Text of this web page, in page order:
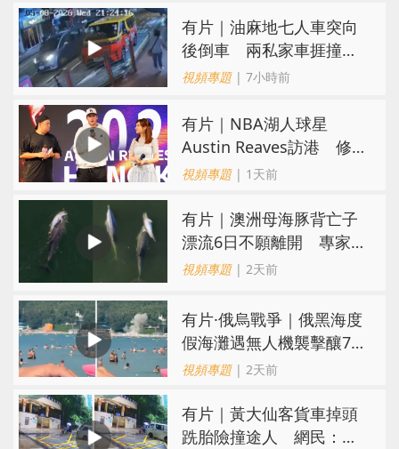
有片｜油麻地七人車突向
後倒車 兩私家車捱撞
司機不顧而去
視頻專題| 7小時前
有片｜NBA湖人球星
Austin Reaves訪港 修
頓與青少年交流球技
視頻專題| 1天前
有片｜澳洲母海豚背亡子
漂流6日不願離開 專家：
極度悲傷下的哀悼行為
視頻專題| 2天前
​有片·俄烏戰爭｜俄黑海度
假海灘遇無人機襲擊釀7死
40傷 俄烏各執一詞
視頻專題| 2天前
有片｜黃大仙客貨車掉頭
跣胎險撞途人 網民：飄